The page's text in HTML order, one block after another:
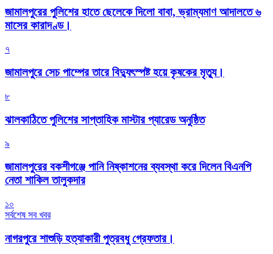
জামালপুরের পুলিশের হাতে ছেলেকে দিলো বাবা, ভ্রাম্যমাণ আদালতে ৬
মাসের কারাদণ্ড।
৭
জামালপুরে সেচ পাম্পের তারে বিদ্যুৎস্পষ্ট হয়ে কৃষকের মৃত্যু।
৮
‎ঝালকাঠিতে পুলিশের সাপ্তাহিক মাস্টার প্যারেড অনুষ্ঠিত
৯
জামালপুরের বকশীগঞ্জে পানি নিষ্কাশনের ব্যবস্থা করে দিলেন বিএনপি
নেতা শাকিল তালুকদার
১০
সর্বশেষ সব খবর
নাগরপুরে শাশুড়ি হত্যাকারী পুত্রবধু গ্রেফতার।